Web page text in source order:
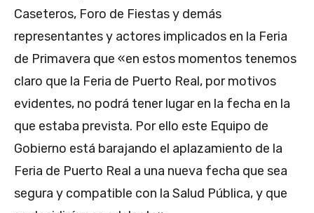
Caseteros, Foro de Fiestas y demás
representantes y actores implicados en la Feria
de Primavera que «en estos momentos tenemos
claro que la Feria de Puerto Real, por motivos
evidentes, no podrá tener lugar en la fecha en la
que estaba prevista. Por ello este Equipo de
Gobierno está barajando el aplazamiento de la
Feria de Puerto Real a una nueva fecha que sea
segura y compatible con la Salud Pública, y que